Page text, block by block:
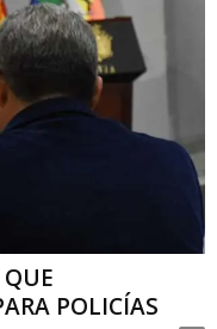
POLICÍAS